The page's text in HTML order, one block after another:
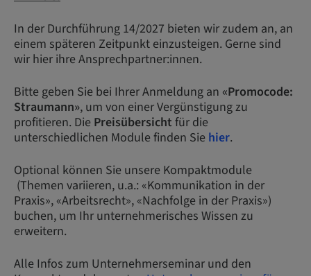
In der Durchführung 14/2027 bieten wir zudem an, an
einem späteren Zeitpunkt einzusteigen. Gerne sind
wir hier ihre Ansprechpartner:innen.
Bitte geben Sie bei Ihrer Anmeldung an «Promocode:
Straumann», um von einer Vergünstigung zu
profitieren. Die Preisübersicht für die
unterschiedlichen Module finden Sie hier.
Optional können Sie unsere Kompaktmodule
(Themen variieren, u.a.: «Kommunikation in der
Praxis», «Arbeitsrecht», «Nachfolge in der Praxis»)
buchen, um Ihr unternehmerisches Wissen zu
erweitern.
Alle Infos zum Unternehmerseminar und den